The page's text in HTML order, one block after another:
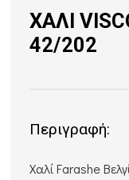
ΧΑΛΙ
42/202
Περιγραφή:
Χαλί Farashe